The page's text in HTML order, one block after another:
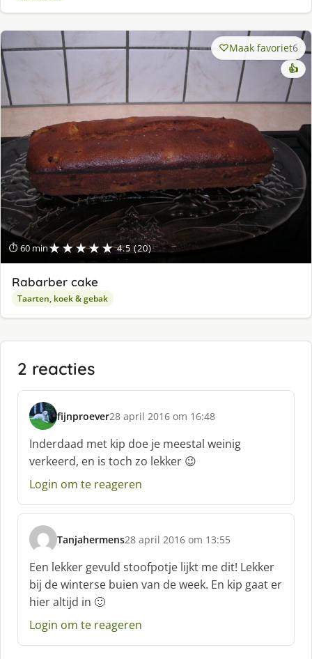
⏱ 60 min★★★★★ 4.5 (20)
Maak favoriet6
👍
Rabarber cake
Taarten, koek & gebak
2 reacties
fijnproever
s
c
h
r
e
f
28 april 2016 om 16:48
Inderdaad met kip doe je meestal weinig
verkeerd, en is toch zo lekker 😉
Login om te reageren
Tanjahermens
s
c
h
r
e
e
:
28 april 2016 om 13:55
Een lekker gevuld stoofpotje lijkt me dit! Lekker
bij de winterse buien van de week. En kip gaat er
hier altijd in 🙂
Login om te reageren